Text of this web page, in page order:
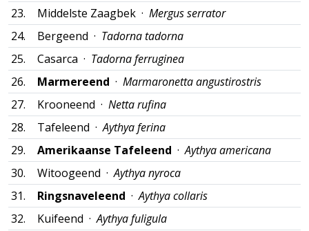
23.
Middelste Zaagbek · Mergus serrator
24.
Bergeend · Tadorna tadorna
25.
Casarca · Tadorna ferruginea
26.
Marmereend · Marmaronetta angustirostris
27.
Krooneend · Netta rufina
28.
Tafeleend ·Aythya ferina
29.
Amerikaanse Tafeleend ·Aythya americana
30.
Witoogeend ·Aythya nyroca
31.
Ringsnaveleend ·Aythya collaris
32.
Kuifeend ·Aythya fuligula